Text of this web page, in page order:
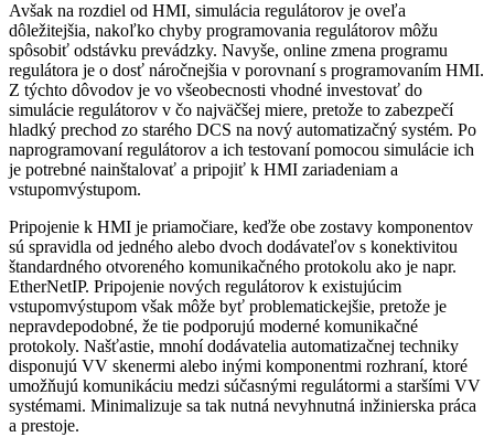
Avšak na rozdiel od HMI, simulácia regulátorov je oveľa
dôležitejšia, nakoľko chyby programovania regulátorov môžu
spôsobiť odstávku prevádzky. Navyše, online zmena programu
regulátora je o dosť náročnejšia v porovnaní s programovaním HMI.
Z týchto dôvodov je vo všeobecnosti vhodné investovať do
simulácie regulátorov v čo najväčšej miere, pretože to zabezpečí
hladký prechod zo starého DCS na nový automatizačný systém. Po
naprogramovaní regulátorov a ich testovaní pomocou simulácie ich
je potrebné nainštalovať a pripojiť k HMI zariadeniam a
vstupomvýstupom.
Pripojenie k HMI je priamočiare, keďže obe zostavy komponentov
sú spravidla od jedného alebo dvoch dodávateľov s konektivitou
štandardného otvoreného komunikačného protokolu ako je napr.
EtherNetIP. Pripojenie nových regulátorov k existujúcim
vstupomvýstupom však môže byť problematickejšie, pretože je
nepravdepodobné, že tie podporujú moderné komunikačné
protokoly. Našťastie, mnohí dodávatelia automatizačnej techniky
disponujú VV skenermi alebo inými komponentmi rozhraní, ktoré
umožňujú komunikáciu medzi súčasnými regulátormi a staršími VV
systémami. Minimalizuje sa tak nutná nevyhnutná inžinierska práca
a prestoje.